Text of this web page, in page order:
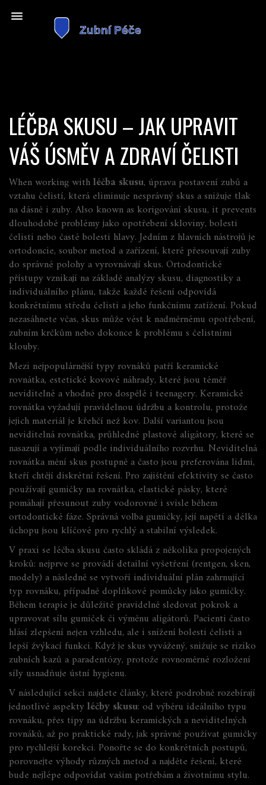
LÉČBA SKUSU – JAK UPRAVIT
VÁŠ ÚSMĚV A ZDRAVÍ ČELISTI
When working withléčba skusu, úprava postavení zubů a
vztahu čelistí, která eliminuje nesprávný skus a snižuje tlak
na dásně i zuby. Also known as korigování skusu, it prevents
dlouhodobé problémy jako opotřebení skloviny, bolesti
čelisti nebo časté bolesti hlavy.Jedním z hlavních nástrojů je
ortodoncie, soubor metod a zařízení, které přesouvají zuby
do správné polohy a vyrovnávají skus. Ortodontické
přístupy vznikají na základě analýzy skusu, diagnostiky a
individuálního plánu, takže každé řešení odpovídá
konkrétnímu středu čelisti a jeho funkčnímu zatížení. Pokud
nezasáhnete včas, skus může vést k nadměrnému opotřebení,
zubním krčkům nebo dokonce k problému s čelistními
klouby.
Mezi nejpopulárnější typy rovnáků patří keramické
rovnátka, estetické kovové náhrady, které jsou téměř
neviditelné a vhodné pro dospělé i teenagery. Keramické
rovnátka vyžadují pravidelnou údržbu a kontrolu, protože
jejich materiál je křehčí než kov. Další variantou jsou
neviditelná rovnátka, průhledné plastové aligátory, které se
nasazují a vyjímají podle individuálního rozvrhu. Neviditelná
rovnátka mění skus postupně a často jsou preferována lidmi,
kteří chtějí diskrétní řešení. Pro zajištění efektivity se často
používají gumičky na rovnátka, elastické pásky, které
pomáhají přesunout zuby vodorovně i svisle během
ortodontické fáze. Správná volba gumičky, její napětí a délka
úchopu jsou klíčové pro rychlý a stabilní výsledek.
V praxi se léčba skusu často skládá z několika propojených
kroků: nejprve se provádí detailní vyšetření (rentgen, sken,
modely) a následně se vytvoří individuální plán zahrnující
typ rovnáku, případně doplňkové pomůcky jako gumičky.
Během terapie je důležité pravidelně sledovat pokrok a
upravovat sílu gumiček či výměnu aligátorů. Pacienti často
hlásí zlepšení nejen vzhledu, ale i snížení bolesti čelisti a
lepší žvýkací funkci. Když je skus vyvážený, snižuje se riziko
zubních kazů a paradentózy, protože rovnoměrné rozložení
síly usnadňuje ústní hygienu.
V následující sekci najdete články, které podrobně rozebírají
jednotlivé aspektyléčby skusu: od výběru ideálního typu
rovnáku, přes tipy na údržbu keramických a neviditelných
rovnáků, až po praktické rady, jak správně používat gumičky
pro rychlejší korekci. Ponořte se do konkrétních postupů,
porovnejte výhody různých metod a najděte řešení, které
bude nejlépe odpovídat vašim potřebám a životnímu stylu.